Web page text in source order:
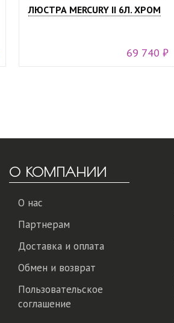
ЛЮСТРА MERCURY II 6Л. ХРОМ
69 740 ₽
О КОМПАНИИ
О нас
Партнерам
Доставка и оплата
Обмен и возврат
Пользовательское
соглашение